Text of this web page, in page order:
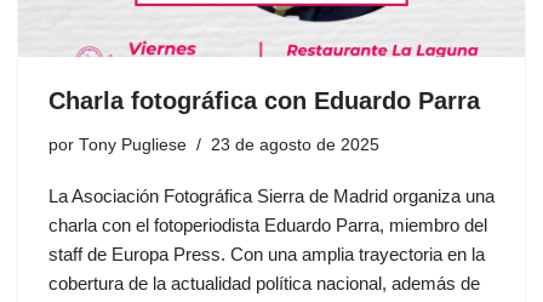
Charla fotográfica con Eduardo Parra
por Tony Pugliese 23 de agosto de 2025
La Asociación Fotográfica Sierra de Madrid organiza una
charla con el fotoperiodista Eduardo Parra, miembro del
staff de Europa Press. Con una amplia trayectoria en la
cobertura de la actualidad política nacional, además de